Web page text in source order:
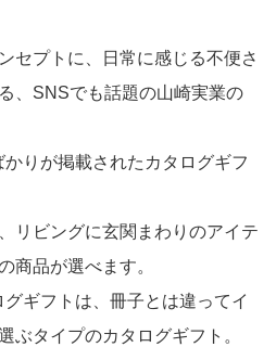
セプトに、日常に感じる不便さ
、SNSでも話題の山崎実業の
りが掲載されたカタログギフ
リビングに玄関まわりのアイテ
商品が選べます。
ギフトは、冊子とは違ってイ
ぶタイプのカタログギフト。